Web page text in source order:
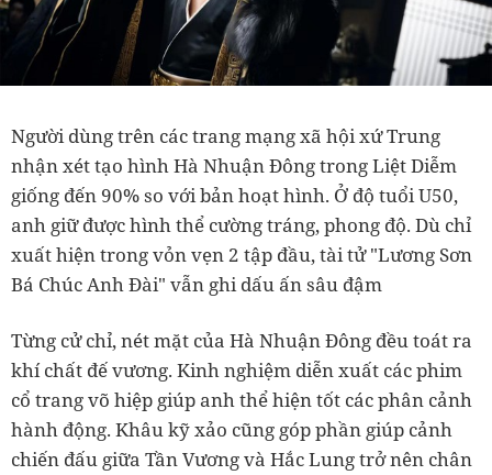
Người dùng trên các trang mạng xã hội xứ Trung
nhận xét tạo hình Hà Nhuận Đông trong Liệt Diễm
giống đến 90% so với bản hoạt hình. Ở độ tuổi U50,
anh giữ được hình thể cường tráng, phong độ. Dù chỉ
xuất hiện trong vỏn vẹn 2 tập đầu, tài tử "Lương Sơn
Bá Chúc Anh Đài" vẫn ghi dấu ấn sâu đậm
Từng cử chỉ, nét mặt của Hà Nhuận Đông đều toát ra
khí chất đế vương. Kinh nghiệm diễn xuất các phim
cổ trang võ hiệp giúp anh thể hiện tốt các phân cảnh
hành động. Khâu kỹ xảo cũng góp phần giúp cảnh
chiến đấu giữa Tần Vương và Hắc Lung trở nên chân